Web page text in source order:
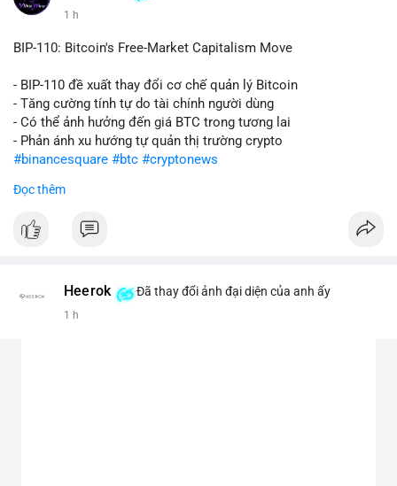
1 h
BIP-110: Bitcoin's Free-Market Capitalism Move
- BIP-110 đề xuất thay đổi cơ chế quản lý Bitcoin
- Tăng cường tính tự do tài chính người dùng
- Có thể ảnh hưởng đến giá BTC trong tương lai
- Phản ánh xu hướng tự quản thị trường crypto
#binancesquare #btc #cryptonews
$btc
#vlikevn #titanbot
Đọc thêm
Heerok Đã thay đổi ảnh đại diện của anh ấy
1 h